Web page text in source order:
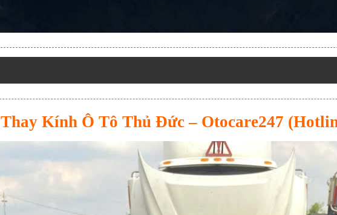
Thay Kính Ô Tô Thủ Đức – Otocare247